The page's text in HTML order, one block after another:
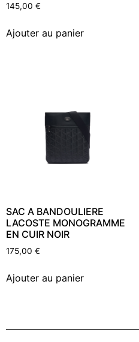
145,00 €
Ajouter au panier
SAC A BANDOULIERE
LACOSTE MONOGRAMME
EN CUIR NOIR
175,00 €
Ajouter au panier